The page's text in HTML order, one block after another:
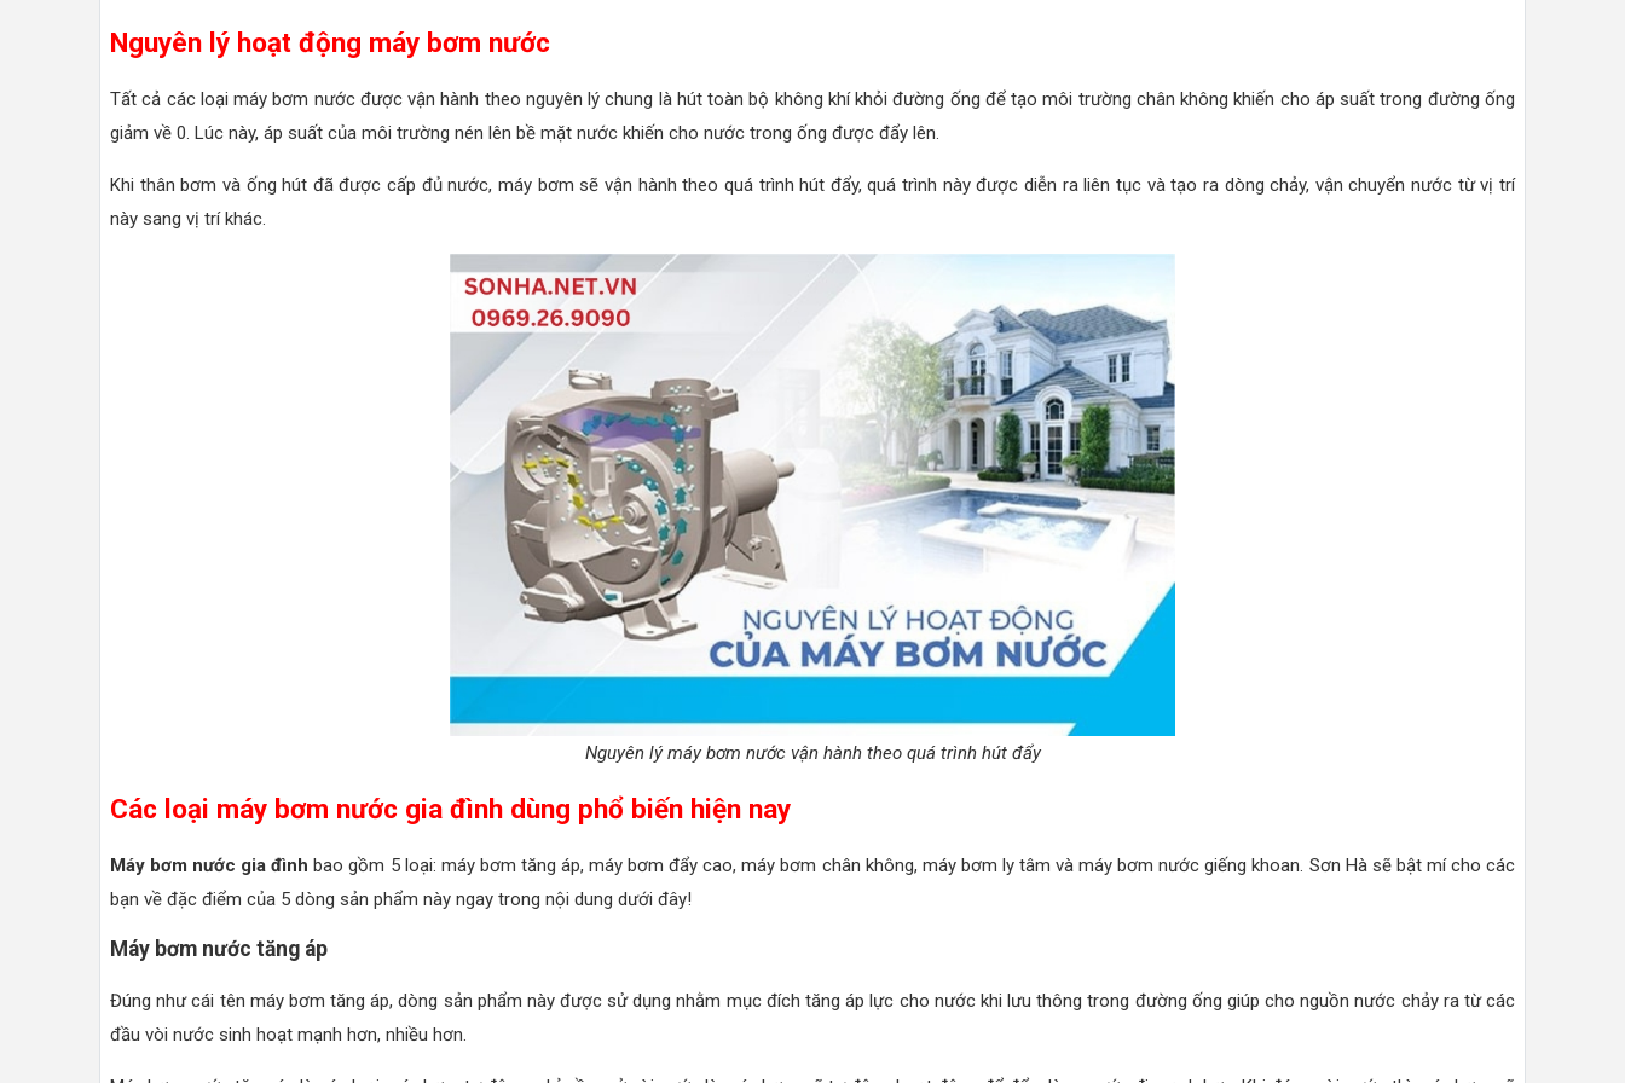
Nguyên lý hoạt động máy bơm nước
Tất cả các loại máy bơm nước được vận hành theo nguyên lý chung là hút toàn bộ không khí khỏi đường ống để tạo môi trường chân không khiến cho áp suất trong đường ống
giảm về 0. Lúc này, áp suất của môi trường nén lên bề mặt nước khiến cho nước trong ống được đẩy lên.
Khi thân bơm và ống hút đã được cấp đủ nước, máy bơm sẽ vận hành theo quá trình hút đẩy, quá trình này được diễn ra liên tục và tạo ra dòng chảy, vận chuyển nước từ vị trí
này sang vị trí khác.
Nguyên lý máy bơm nước vận hành theo quá trình hút đẩy
Các loại máy bơm nước gia đình dùng phổ biến hiện nay
Máy bơm nước gia đình bao gồm 5 loại: máy bơm tăng áp, máy bơm đẩy cao, máy bơm chân không, máy bơm ly tâm và máy bơm nước giếng khoan. Sơn Hà sẽ bật mí cho các
bạn về đặc điểm của 5 dòng sản phẩm này ngay trong nội dung dưới đây!
Máy bơm nước tăng áp
Đúng như cái tên máy bơm tăng áp, dòng sản phẩm này được sử dụng nhằm mục đích tăng áp lực cho nước khi lưu thông trong đường ống giúp cho nguồn nước chảy ra từ các
đầu vòi nước sinh hoạt mạnh hơn, nhiều hơn.